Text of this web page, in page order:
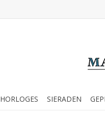
HORLOGES SIERADEN